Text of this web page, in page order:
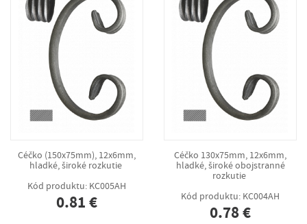
Céčko (150x75mm), 12x6mm,
hladké, široké rozkutie
Kód produktu: KC005AH
0.81 €
Céčko 130x75mm, 12x6mm,
hladké, široké obojstranné
rozkutie
Kód produktu: KC004AH
0.78 €